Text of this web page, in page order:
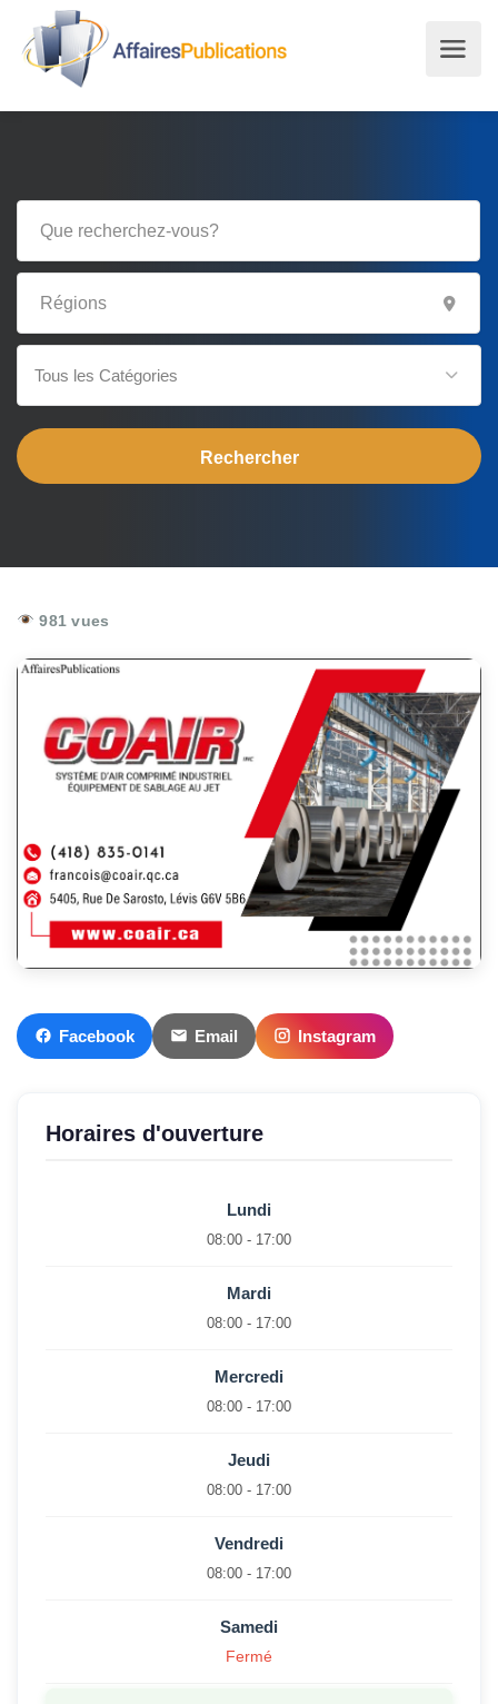
Tous les Catégories
981 vues
Facebook Email Instagram
Horaires d'ouverture
Lundi
08:00 - 17:00
Mardi
08:00 - 17:00
Mercredi
08:00 - 17:00
Jeudi
08:00 - 17:00
Vendredi
08:00 - 17:00
Samedi
Fermé